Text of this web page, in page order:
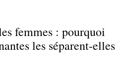
femmes : pourquoi
les séparent-elles